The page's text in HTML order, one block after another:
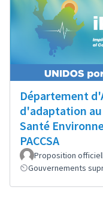
Département
d'adaptation
Santé
PACCSA
Proposition
Gouvernements